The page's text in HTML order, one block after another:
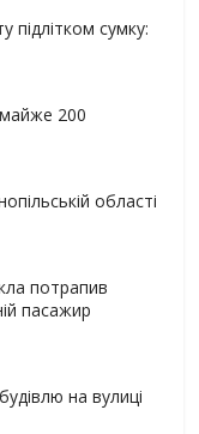
підлітком сумку:
200
області
потрапив
пасажир
на вулиці